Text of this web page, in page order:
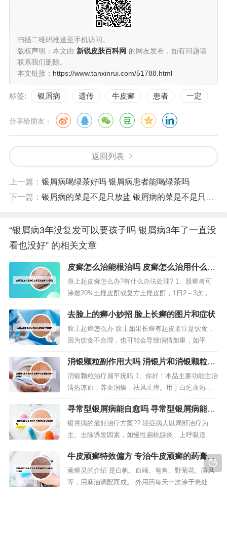
扫描二维码推送至手机访问。
版权声明：本文由 新锐皮肤百科网 的网友发布，如有问题请
联系我们删除。
本文链接： https://www.tanxinrui.com/51788.html
标签: 银屑病 遗传 牛皮癣 患者 一定
分享给朋友：
返回列表
上一篇： 银屑病喝绿茶好吗 银屑病患者能喝绿茶吗
下一篇： 银屑病的菜是不是只放盐 银屑病的菜是不是只放盐就可以吃
“银屑病3年没复发可以要孩子吗 银屑病3年了一直没
看也没好” 的相关文章
皮癣怎么治能根治吗 皮癣怎么治用什么药
膏
身上起皮癣怎么办?有什么办法处理? 1、股癣者可
涂敷20%土槿皮酊或复方土槿皮酊，1日2～3次，连
续15日；轻症可涂敷复方十一烯酸软膏(脚气灵)，或
复方苯甲酸酒精与复方苯甲酸软膏(魏氏膏)，早晚交
替使用，一般于2周痊愈。2、咪唑类抗真菌药物：
包括克霉唑、益康唑、咪康唑、酮康唑、联苯苄
唑、异康唑、舍他...
去脸上的癣小妙招 脸上长癣的图片和症状
脸上起癣怎么办 脸上如果长癣有起皮要注意饮食，
因为饮食不合理，也可能会导致病情加重，如平时
要注意，不能吃刺激性的食物，特别是一些牛羊
肉，如果吃了之后会导致眩病加重。这个时候可以
选择吃一些清淡的食物，多吃新鲜的水果和蔬菜。
儿童脸上长癣是很常见的问题，家长们不必过于担
心。我们要了解什么是癣。癣是一种皮肤...
消银颗粒副作用大吗 消银片和消银颗粒哪
个效果好
消银颗粒治疗扁平疣吗 1、你好！本品主要功能主治
清热凉血，养血润燥，祛风止痒。用于白疕血热、
血虚风燥证，皮疹点滴状，基底鲜红色，表面覆有
银白色鳞屑，或鳞屑较厚，干燥，瘙痒。适应症 银
屑病，湿疹，荨麻疹，扁平疣，皮肤科 2用法用量
开水冲服。2、对湿疹、荨麻疹、扁平疣等皮肤病也
有显著疗效。消银颗粒和消...
寻常型银屑病能自愈吗 寻常型银屑病能自
愈吗
银霄病的最好治疗方案?? 轻症病人以局部治疗为
主。去除诱发因素，如慢性扁桃腺炎、上呼吸道感
染。有明显瘙痒者，可给予抗组胺类药口服。治疗
方法进行期银屑病的治疗，如有扁桃腺炎或上呼吸
道感染，首选青霉素治疗。方法一：外用药。如果
人们在患上银屑病的初期阶段，其发病面积并不是
牛皮顽癣特效偏方 专治牛皮顽癣的药膏叫
什么名字
顽癣灵的介绍 是白帆、血竭、皂角、野菊花、防风
等，用麻油调配而成。 外用药每天一次涂于患处，